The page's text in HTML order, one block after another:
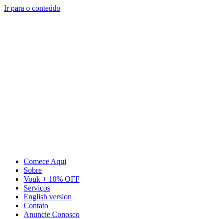
Ir para o conteúdo
Comece Aqui
Sobre
Vouk + 10% OFF
Serviços
English version
Contato
Anuncie Conosco